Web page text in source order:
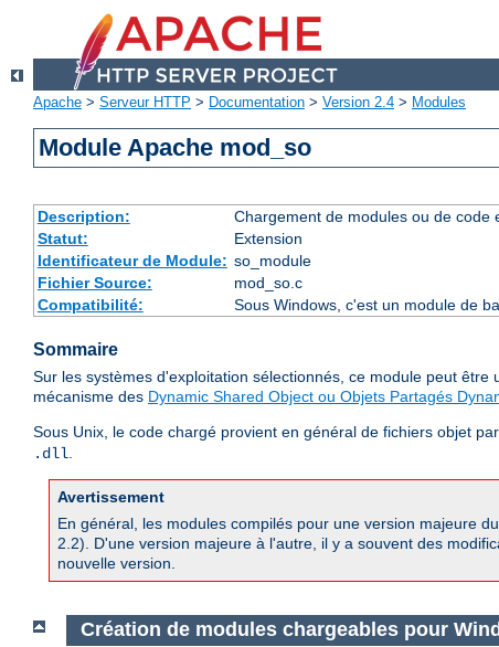
Apache > Serveur HTTP > Documentation > Version 2.4 > Modules
Module Apache mod_so
Description:
Chargement de modules ou de
Statut:
Extension
Identificateur de Module: so_module
Fichier Source:
mod_so.c
Compatibilité:
Sous Windows, c'est un module de
Sommaire
Sur les systèmes d'exploitation sélectionnés, ce module peut
mécanisme des Dynamic Shared Object ou Objets Partagés
Sous Unix, le code chargé provient en général de fichiers objet
.dll.
Avertissement
En général, les modules compilés pour une version majeure
2.2). D'une version majeure à l'autre, il y a souvent des
nouvelle version.
Création de modules chargeables pour